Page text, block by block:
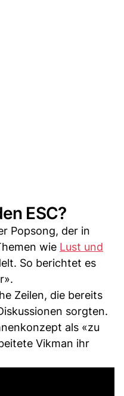
ESC?
Popsong, der in
wie Lust und
So berichtet es
Zeilen, die bereits
sorgten.
als «zu
Vikman ihr